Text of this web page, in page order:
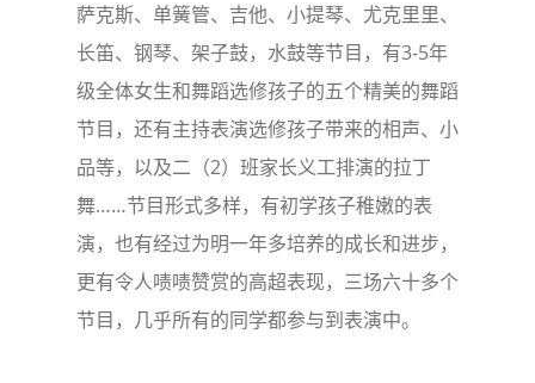
萨克斯、单簧管、吉他、小提琴、尤克里里、
长笛、钢琴、架子鼓，水鼓等节目，有3-5年
级全体女生和舞蹈选修孩子的五个精美的舞蹈
节目，还有主持表演选修孩子带来的相声、小
品等，以及二（2）班家长义工排演的拉丁
舞……节目形式多样，有初学孩子稚嫩的表
演，也有经过为明一年多培养的成长和进步，
更有令人啧啧赞赏的高超表现，三场六十多个
节目，几乎所有的同学都参与到表演中。